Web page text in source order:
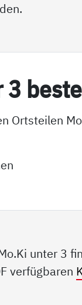
3
Ortsteilen
unter 3
verfügbaren